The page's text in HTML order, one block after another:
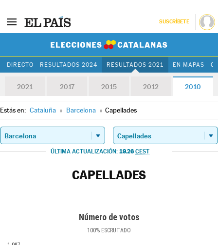
SUSCRÍBETE
DIRECTO RESULTADOS 2024 RESULTADOS 2021 EN MAPAS
2021 2017 2015 2012 2010
Estás en: Cataluña » Barcelona » Capellades
ÚLTIMA ACTUALIZACIÓN: 19.26 CEST
CAPELLADES
Número de votos
100% ESCRUTADO